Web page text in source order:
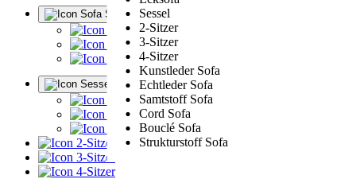
Sessel
2-Sitzer
3-Sitzer
4-Sitzer
Kunstleder Sofa
Echtleder Sofa
Samtstoff Sofa
Cord Sofa
Bouclé Sofa
Strukturstoff Sofa
Sofa Sets
Alle Sofa Sets
Ledergarnituren
Polstergarnituren
Sessel
Alle Sessel
Ledersessel
Polstersessel
2-Sitzer
3-Sitzer
4-Sitzer